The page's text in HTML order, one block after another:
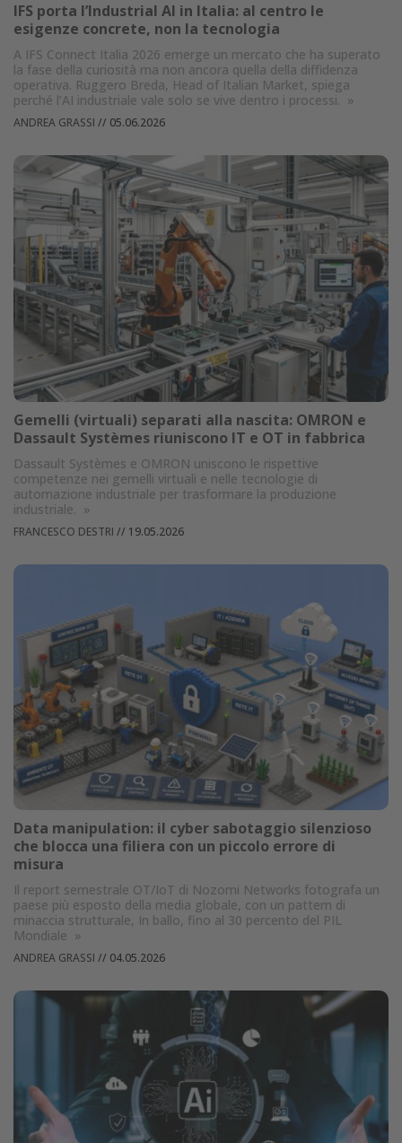
IFS porta l’Industrial AI in Italia: al centro le
esigenze concrete, non la tecnologia
A IFS Connect Italia 2026 emerge un mercato che ha superato
la fase della curiosità ma non ancora quella della diffidenza
operativa. Ruggero Breda, Head of Italian Market, spiega
perché l’AI industriale vale solo se vive dentro i processi. »
ANDREA GRASSI // 05.06.2026
Gemelli (virtuali) separati alla nascita: OMRON e
Dassault Systèmes riuniscono IT e OT in fabbrica
Dassault Systèmes e OMRON uniscono le rispettive
competenze nei gemelli virtuali e nelle tecnologie di
automazione industriale per trasformare la produzione
industriale. »
FRANCESCO DESTRI // 19.05.2026
Data manipulation: il cyber sabotaggio silenzioso
che blocca una filiera con un piccolo errore di
misura
Il report semestrale OT/IoT di Nozomi Networks fotografa un
paese più esposto della media globale, con un pattern di
minaccia strutturale, In ballo, fino al 30 percento del PIL
Mondiale »
ANDREA GRASSI // 04.05.2026